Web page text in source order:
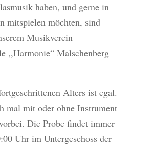
haben, und gerne in
mitspielen möchten, sind
Musikverein
,,Harmonie“ Malschenberg
Alters ist egal.
mal mit oder ohne Instrument
Die Probe findet immer
Uhr im Untergeschoss der